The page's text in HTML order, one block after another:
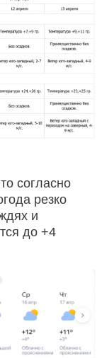
согласно
резко
и
до +4